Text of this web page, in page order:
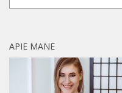
APIE MANE